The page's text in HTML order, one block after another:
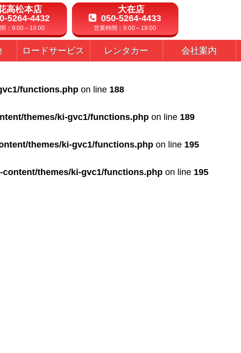
高松本店
5264-4432
：9:00～18:00
大在店
050-5264-4433
営業時間：9:00～18:00
ロードサービス レンタカー 会社案内
functions.php on line 188
themes/ki-gvc1/functions.php on line 189
themes/ki-gvc1/functions.php on line 195
themes/ki-gvc1/functions.php on line 195